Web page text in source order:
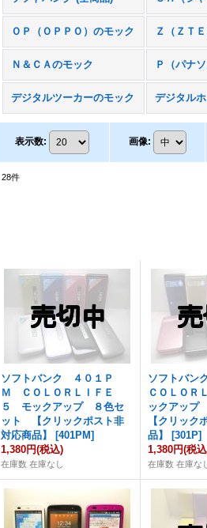
ＯＰ（ＯＰＰＯ）のモック Ｚ（ＺＴ
Ｎ＆ＣＡのモック
デジタルツーカーのモック デジタル
表示数: 画像:
28件
ソフトバンク ４０１Ｐ
Ｍ ＣＯＬＯＲＬＩＦＥ
５ モックアップ ８色セ
ット 【クリックポスト非
対応商品】
[401PM]
1,380円(税込)
在庫数 在庫なし
ソフトバ
ＣＯＬＯＲ
ックアッ
【クリック
品】
[301P]
1,380円(税
在庫数 在庫な